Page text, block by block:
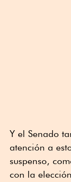
Y el Senado
atención a
suspenso,
con la